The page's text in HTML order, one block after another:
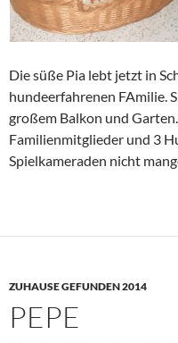
Die süße Pia lebt jetzt in
hundeerfahrenen FAmilie.
großem Balkon und
Familienmitglieder und 3
Spielkameraden nicht
ZUHAUSE GEFUNDEN 2014
PEPE